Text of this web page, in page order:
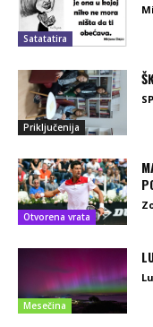
Satatatira
Priključenija
Otvorena vrata
Mesečina